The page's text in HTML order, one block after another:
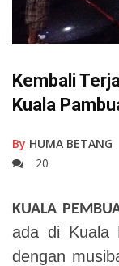
Kembali
Kuala
By HUMA BETANG
20
KUALA
ada di Kuala
dengan